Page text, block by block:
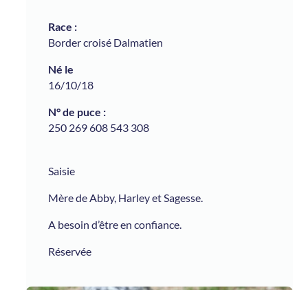
Border croisé Dalmatien
16/10/18
250 269 608 543 308
Saisie
Mère de Abby, Harley et Sagesse.
A besoin d’être en confiance.
Réservée